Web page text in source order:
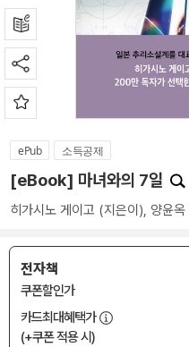
ePub 소득공제
[eBook] 마녀와의 7일
히가시노 게이고 (지은이), 양윤옥
전자책
쿠폰할인가
카드최대혜택가
(+쿠폰 적용 시)